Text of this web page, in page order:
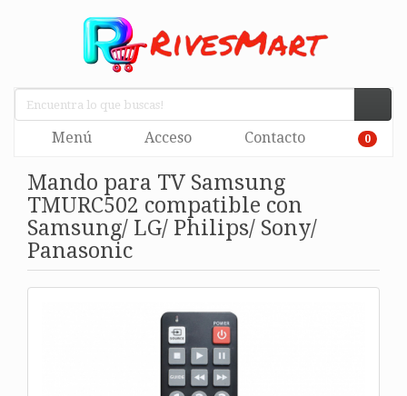
Menú Acceso Contacto 0
Mando para TV Samsung
TMURC502 compatible con
Samsung/ LG/ Philips/ Sony/
Panasonic